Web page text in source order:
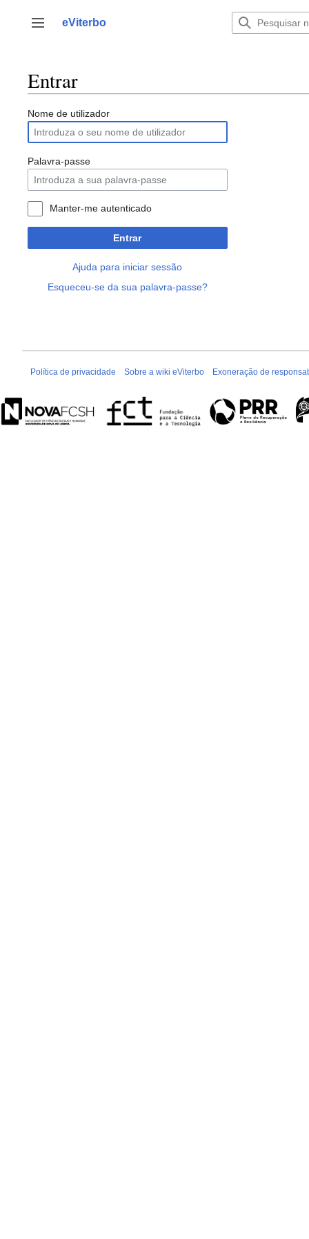
para
Alternar barra lateral
eViterbo
Entrar
Nome de utilizador
Palavra-passe
Manter-me autenticado
Entrar
Ajuda para iniciar sessão
Esqueceu-se da sua palavra-passe?
Política de privacidade Sobre a wiki eViterbo Exoneração de